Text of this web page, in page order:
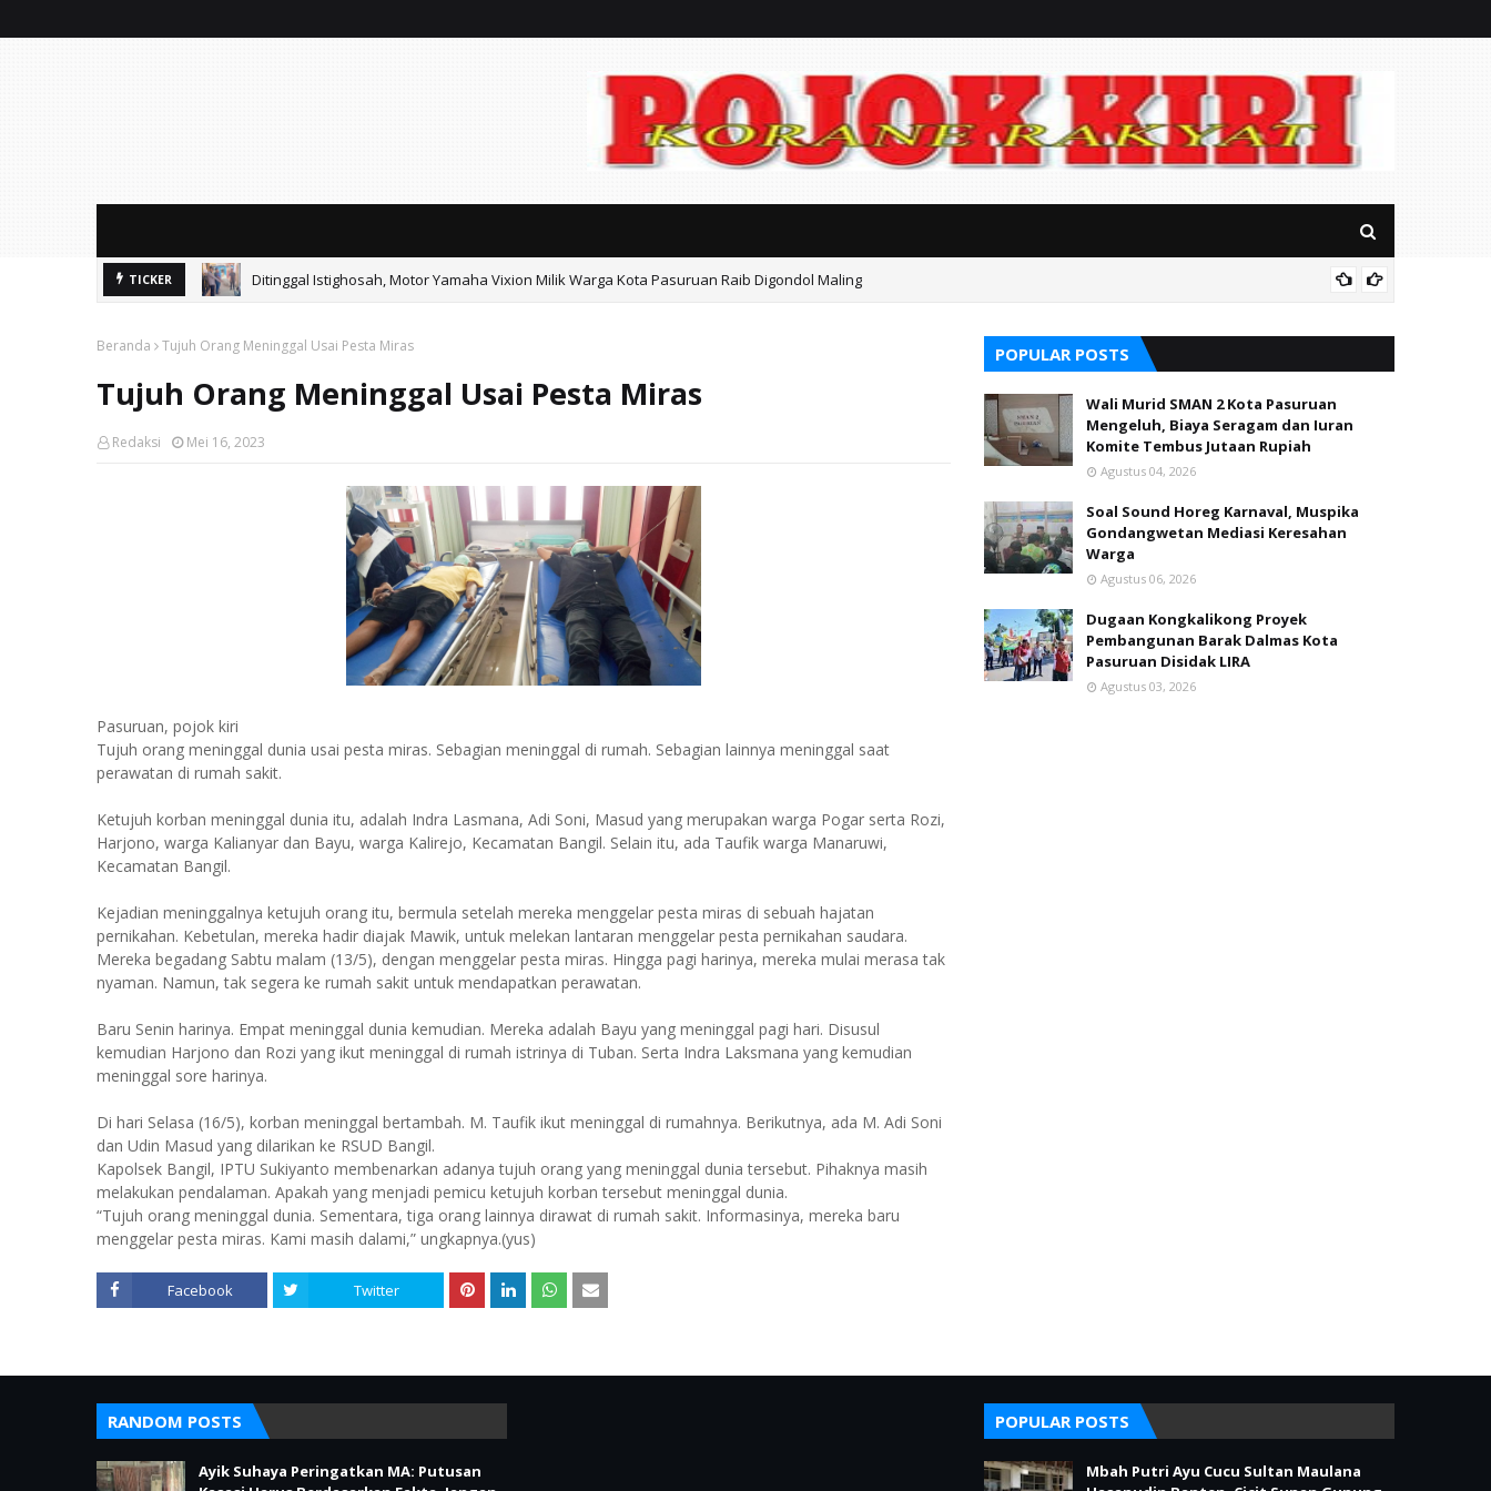
TICKER
Ditinggal Istighosah, Motor Yamaha Vixion Milik Warga Kota Pasuruan Raib Digondol Maling
Beranda Tujuh Orang Meninggal Usai Pesta Miras
Tujuh Orang Meninggal Usai Pesta Miras
Redaksi Mei 16, 2023
Pasuruan, pojok kiri
Tujuh orang meninggal dunia usai pesta miras. Sebagian meninggal di rumah. Sebagian lainnya meninggal saat
perawatan di rumah sakit.
Ketujuh korban meninggal dunia itu, adalah Indra Lasmana, Adi Soni, Masud yang merupakan warga Pogar serta Rozi,
Harjono, warga Kalianyar dan Bayu, warga Kalirejo, Kecamatan Bangil. Selain itu, ada Taufik warga Manaruwi,
Kecamatan Bangil.
Kejadian meninggalnya ketujuh orang itu, bermula setelah mereka menggelar pesta miras di sebuah hajatan
pernikahan. Kebetulan, mereka hadir diajak Mawik, untuk melekan lantaran menggelar pesta pernikahan saudara.
Mereka begadang Sabtu malam (13/5), dengan menggelar pesta miras. Hingga pagi harinya, mereka mulai merasa tak
nyaman. Namun, tak segera ke rumah sakit untuk mendapatkan perawatan.
Baru Senin harinya. Empat meninggal dunia kemudian. Mereka adalah Bayu yang meninggal pagi hari. Disusul
kemudian Harjono dan Rozi yang ikut meninggal di rumah istrinya di Tuban. Serta Indra Laksmana yang kemudian
meninggal sore harinya.
Di hari Selasa (16/5), korban meninggal bertambah. M. Taufik ikut meninggal di rumahnya. Berikutnya, ada M. Adi Soni
dan Udin Masud yang dilarikan ke RSUD Bangil.
Kapolsek Bangil, IPTU Sukiyanto membenarkan adanya tujuh orang yang meninggal dunia tersebut. Pihaknya masih
melakukan pendalaman. Apakah yang menjadi pemicu ketujuh korban tersebut meninggal dunia.
“Tujuh orang meninggal dunia. Sementara, tiga orang lainnya dirawat di rumah sakit. Informasinya, mereka baru
menggelar pesta miras. Kami masih dalami,” ungkapnya.(yus)
Facebook Twitter
POPULAR POSTS
Wali Murid SMAN 2 Kota Pasuruan
Mengeluh, Biaya Seragam dan Iuran
Komite Tembus Jutaan Rupiah
Agustus 04, 2026
Soal Sound Horeg Karnaval, Muspika
Gondangwetan Mediasi Keresahan
Warga
Agustus 06, 2026
Dugaan Kongkalikong Proyek
Pembangunan Barak Dalmas Kota
Pasuruan Disidak LIRA
Agustus 03, 2026
RANDOM POSTS
Ayik Suhaya Peringatkan MA: Putusan
POPULAR POSTS
Mbah Putri Ayu Cucu Sultan Maulana